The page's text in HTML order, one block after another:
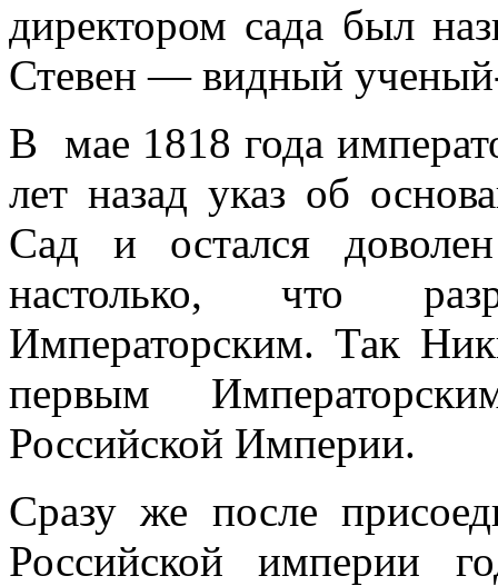
директором сада был
Стевен — видный
В мае 1818 года
лет назад указ об
Сад и остался
настолько, что
Императорским. Так
первым
Российской Империи.
Сразу же после
Российской империи